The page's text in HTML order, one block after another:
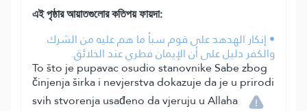
এই পৃষ্ঠার আয়াতগুলোর কতিপয় ফায়দা:
• إنكار الهدهد على قوم سبأ ما هم عليه من الشرك
والكفر دليل على أن الإيمان فطري عند الخلائق.
To što je pupavac osudio stanovnike Sabe zbog
činjenja širka i nevjerstva dokazuje da je u prirodi
svih stvorenja usađeno da vjeruju u Allaha